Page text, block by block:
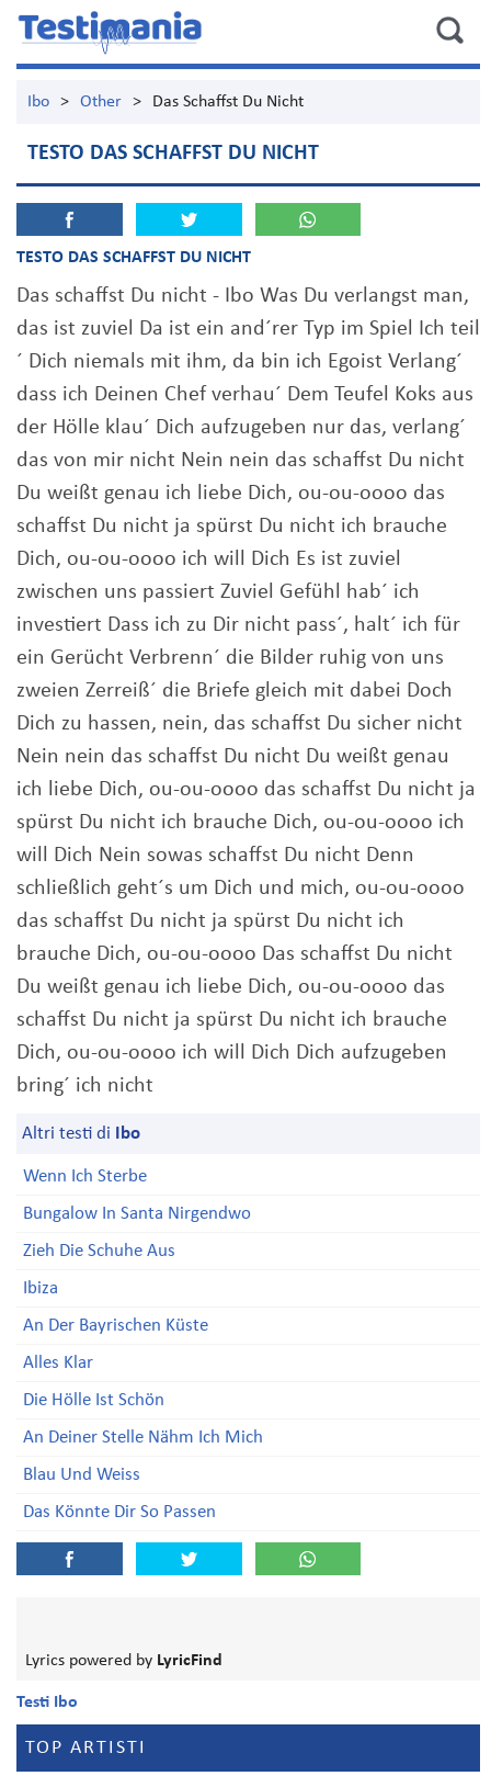
Ibo > Other > Das Schaffst Du Nicht
TESTO DAS SCHAFFST DU NICHT
TESTO DAS SCHAFFST DU NICHT
Das schaffst Du nicht - Ibo Was Du verlangst man,
das ist zuviel Da ist ein and´rer Typ im Spiel Ich teil
´ Dich niemals mit ihm, da bin ich Egoist Verlang´
dass ich Deinen Chef verhau´ Dem Teufel Koks aus
der Hölle klau´ Dich aufzugeben nur das, verlang´
das von mir nicht Nein nein das schaffst Du nicht
Du weißt genau ich liebe Dich, ou-ou-oooo das
schaffst Du nicht ja spürst Du nicht ich brauche
Dich, ou-ou-oooo ich will Dich Es ist zuviel
zwischen uns passiert Zuviel Gefühl hab´ ich
investiert Dass ich zu Dir nicht pass´, halt´ ich für
ein Gerücht Verbrenn´ die Bilder ruhig von uns
zweien Zerreiß´ die Briefe gleich mit dabei Doch
Dich zu hassen, nein, das schaffst Du sicher nicht
Nein nein das schaffst Du nicht Du weißt genau
ich liebe Dich, ou-ou-oooo das schaffst Du nicht ja
spürst Du nicht ich brauche Dich, ou-ou-oooo ich
will Dich Nein sowas schaffst Du nicht Denn
schließlich geht´s um Dich und mich, ou-ou-oooo
das schaffst Du nicht ja spürst Du nicht ich
brauche Dich, ou-ou-oooo Das schaffst Du nicht
Du weißt genau ich liebe Dich, ou-ou-oooo das
schaffst Du nicht ja spürst Du nicht ich brauche
Dich, ou-ou-oooo ich will Dich Dich aufzugeben
bring´ ich nicht
Altri testi di Ibo
Wenn Ich Sterbe
Bungalow In Santa Nirgendwo
Zieh Die Schuhe Aus
Ibiza
An Der Bayrischen Küste
Alles Klar
Die Hölle Ist Schön
An Deiner Stelle Nähm Ich Mich
Blau Und Weiss
Das Könnte Dir So Passen
Lyrics powered by LyricFind
Testi Ibo
TOP ARTISTI